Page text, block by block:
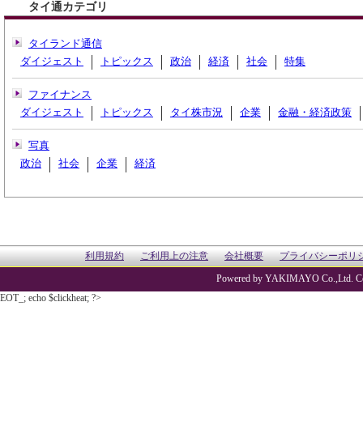
タイ通カテゴリ
タイランド通信
ダイジェスト
トピックス 政治 経済 社会 特集
ファイナンス
ダイジェスト
トピックス タイ株市況 企業 金融・経済政策
写真
政治
社会 企業 経済
利用規約 ご利用上の注意 会社概要 プライバシーポリ
Powered by YAKIMAYO Co.,Ltd.
EOT_; echo $clickheat; ?>